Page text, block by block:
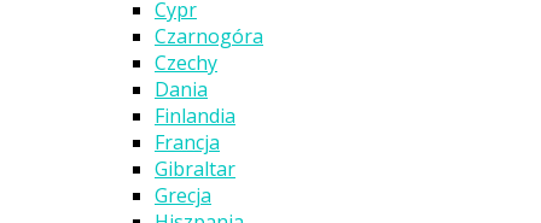
Cypr
Czarnogóra
Czechy
Dania
Finlandia
Francja
Gibraltar
Grecja